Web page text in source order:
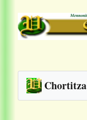
Chortitza